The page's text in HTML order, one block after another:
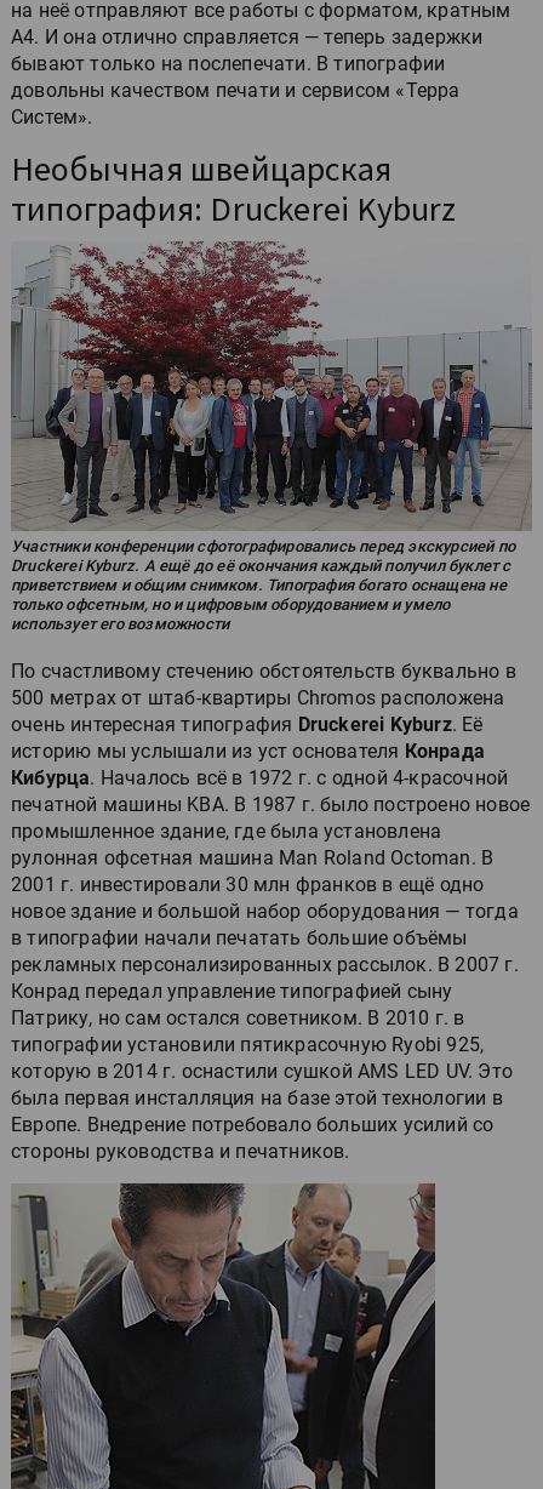
на неё отправляют все работы с форматом, кратным
А4. И она отлично справляется — теперь задержки
бывают только на послепечати. В типографии
довольны качеством печати и сервисом «Терра
Систем».
Необычная швейцарская
типография: Druckerei Kyburz
Участники конференции сфотографировались перед экскурсией по
Druckerei Kyburz. А ещё до её окончания каждый получил буклет с
приветствием и общим снимком. Типография богато оснащена не
только офсетным, но и цифровым оборудованием и умело
использует его возможности
По счастливому стечению обстоятельств буквально в
500 метрах от штаб-квартиры Chromos расположена
очень интересная типография Druckerei Kyburz. Её
историю мы услышали из уст основателя Конрада
Кибурца. Началось всё в 1972 г. с одной 4-красочной
печатной машины KBA. В 1987 г. было построено новое
промышленное здание, где была установлена
рулонная офсетная машина Man Roland Octoman. В
2001 г. инвестировали 30 млн франков в ещё одно
новое здание и большой набор оборудования — тогда
в типографии начали печатать большие объёмы
рекламных персонализированных рассылок. В 2007 г.
Конрад передал управление типографией сыну
Патрику, но сам остался советником. В 2010 г. в
типографии установили пятикрасочную Ryobi 925,
которую в 2014 г. оснастили сушкой AMS LED UV. Это
была первая инсталляция на базе этой технологии в
Европе. Внедрение потребовало больших усилий со
стороны руководства и печатников.